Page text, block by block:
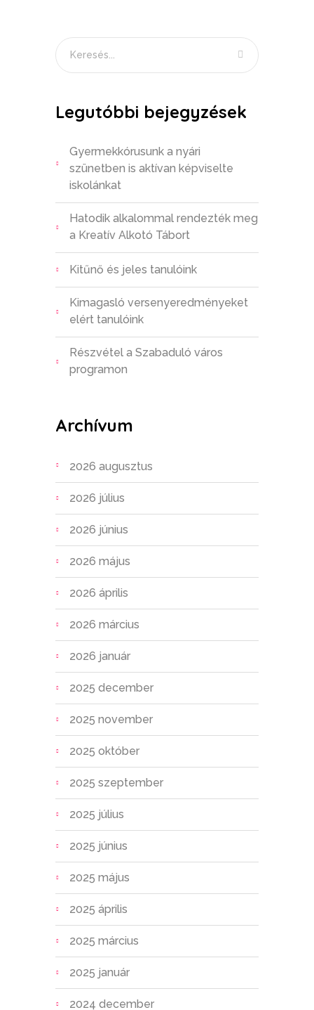
Legutóbbi bejegyzések
Gyermekkórusunk a nyári
szünetben is aktívan képviselte
iskolánkat
Hatodik alkalommal rendezték meg
a Kreatív Alkotó Tábort
Kitűnő és jeles tanulóink
Kimagasló versenyeredményeket
elért tanulóink
Részvétel a Szabaduló város
programon
Archívum
2026 augusztus
2026 július
2026 június
2026 május
2026 április
2026 március
2026 január
2025 december
2025 november
2025 október
2025 szeptember
2025 július
2025 június
2025 május
2025 április
2025 március
2025 január
2024 december